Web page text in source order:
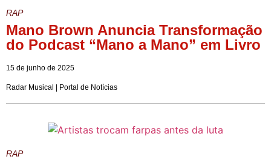
RAP
Mano Brown Anuncia Transformação
do Podcast “Mano a Mano” em Livro
15 de junho de 2025
Radar Musical | Portal de Notícias
RAP